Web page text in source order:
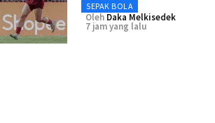
SEPAK BOLA
Oleh Daka Melkisedek
7 jam yang lalu